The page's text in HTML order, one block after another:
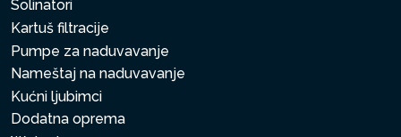
Solinatori
Kartuš filtracije
Pumpe za naduvavanje
Nameštaj na naduvavanje
Kućni ljubimci
Dodatna oprema